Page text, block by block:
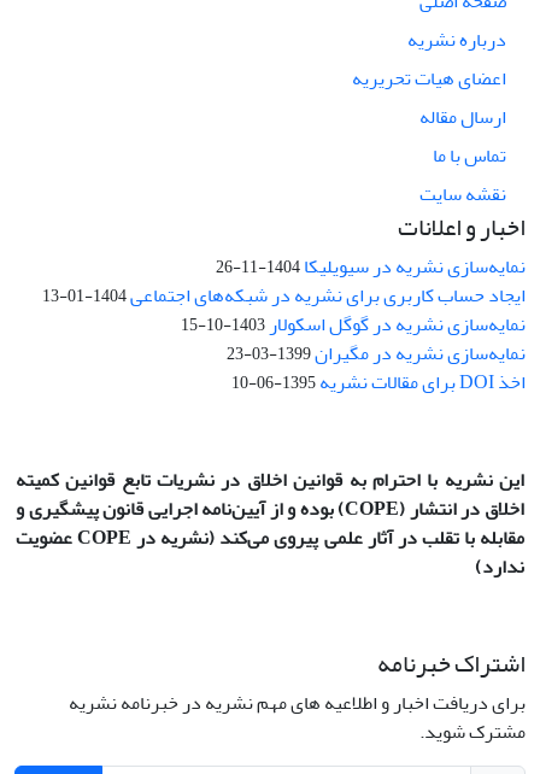
درباره نشریه
اعضای هیات تحریریه
ارسال مقاله
تماس با ما
نقشه سایت
اخبار و اعلانات
نمایه‌سازی نشریه در سیویلیکا1404-11-26
ایجاد حساب کاربری برای نشریه در شبکه‌های اجتماعی1404-01-13
نمایه‌سازی نشریه در گوگل اسکولار 1403-10-15
نمایه‌سازی نشریه در مگیران1399-03-23
اخذ DOI برای مقالات نشریه 1395-06-10
این نشریه با احترام به قوانین اخلاق در نشریات تابع قوانین کمیته
اخلاق در انتشار(COPE)بوده و از آیین‌نامه اجرایی قانون پیشگیری و
مقابله با تقلب در آثار علمی پیروی می‌کند (نشریه در COPE عضویت
ندارد)
اشتراک خبرنامه
برای دریافت اخبار و اطلاعیه های مهم نشریه در خبرنامه نشریه
مشترک شوید.